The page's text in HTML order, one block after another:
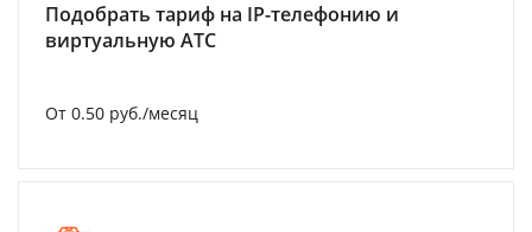
Подобрать тариф на IP-телефонию и
виртуальную АТС
От 0.50 руб./месяц